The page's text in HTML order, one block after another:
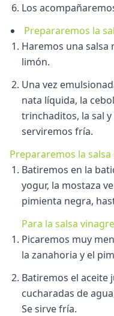
Los
Prepararemos la
Haremos una salsa
limón.
Una vez
nata líquida, la
trinchaditos, la sal
serviremos fría.
Prepararemos la
Batiremos en la
yogur, la mostaza
pimienta negra,
Para la salsa
Picaremos muy
la zanahoria y el
Batiremos el aceite
cucharadas de
Se sirve fría.